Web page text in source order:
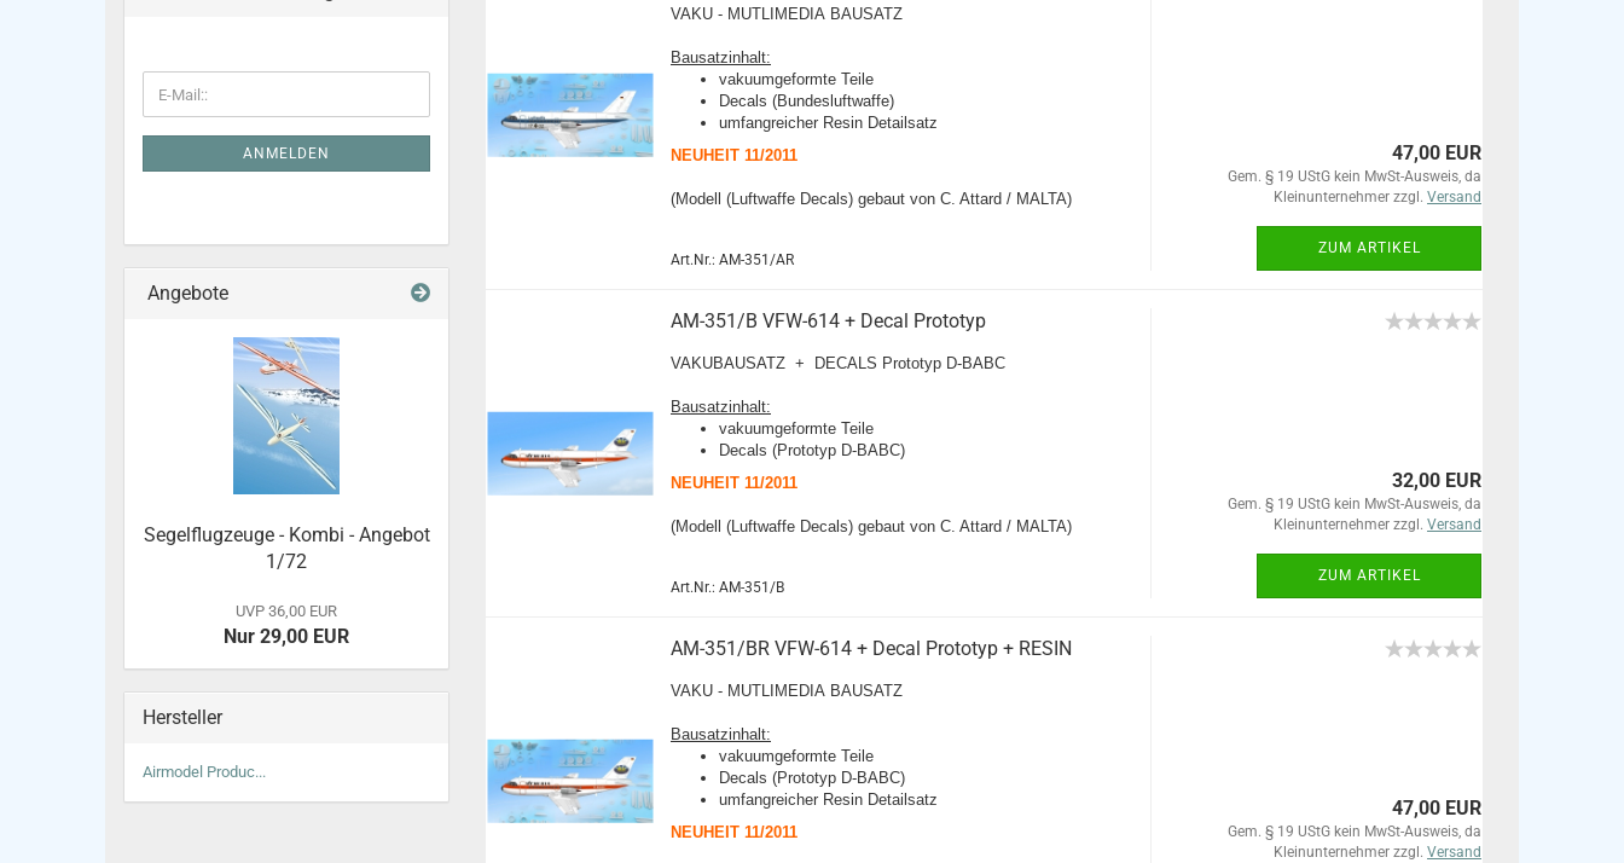
VAKU - MUTLIMEDIA BAUSATZ
Bausatzinhalt:
vakuumgeformte Teile
Decals (Bundesluftwaffe)
umfangreicher Resin Detailsatz
NEUHEIT 11/2011
(Modell (Luftwaffe Decals) gebaut von C. Attard / MALTA)
Art.Nr.: AM-351/AR
47,00 EUR
Gem. § 19 UStG kein MwSt-Ausweis, da
Kleinunternehmer zzgl. Versand
ZUM ARTIKEL
AM-351/B VFW-614 + Decal Prototyp
VAKUBAUSATZ + DECALS Prototyp D-BABC
Bausatzinhalt:
vakuumgeformte Teile
Decals (Prototyp D-BABC)
NEUHEIT 11/2011
(Modell (Luftwaffe Decals) gebaut von C. Attard / MALTA)
Art.Nr.: AM-351/B
32,00 EUR
Gem. § 19 UStG kein MwSt-Ausweis, da
Kleinunternehmer zzgl. Versand
ZUM ARTIKEL
AM-351/BR VFW-614 + Decal Prototyp + RESIN
VAKU - MUTLIMEDIA BAUSATZ
Bausatzinhalt:
vakuumgeformte Teile
Decals (Prototyp D-BABC)
umfangreicher Resin Detailsatz
NEUHEIT 11/2011
47,00 EUR
Gem. § 19 UStG kein MwSt-Ausweis, da
Kleinunternehmer zzgl. Versand
ANMELDEN
Angebote
Segelflugzeuge - Kombi - Angebot
1/72
UVP 36,00 EUR
Nur 29,00 EUR
Hersteller
Airmodel Produc...